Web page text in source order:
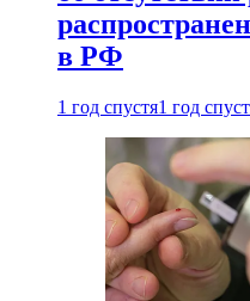
в РФ
1 год спустя1 год